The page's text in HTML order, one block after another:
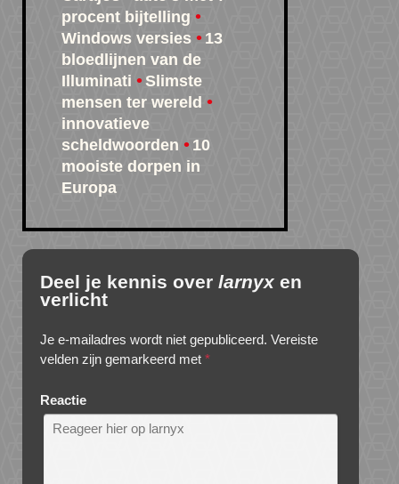
procent bijtelling
Windows versies
13
bloedlijnen van de
Illuminati
Slimste
mensen ter wereld
innovatieve
scheldwoorden
10
mooiste dorpen in
Europa
Deel je kennis over larnyx en
verlicht
Je e-mailadres wordt niet gepubliceerd. Vereiste
velden zijn gemarkeerd met *
Reactie